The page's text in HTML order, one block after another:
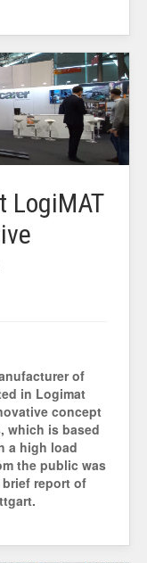
LogiMAT
of
in Logimat
concept
which is based
a high load
the public was
report of